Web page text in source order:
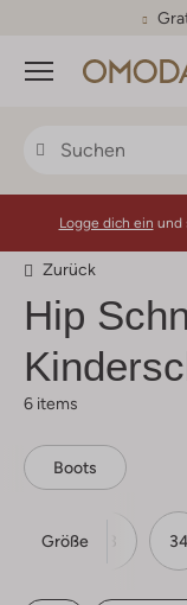
Menü
Logge dich ein und
Zurück
Hip
6 items
Boots
Größe
32 33